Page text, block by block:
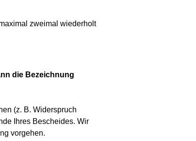
zweimal wiederholt
die Bezeichnung
(z. B. Widerspruch
Ihres Bescheides. Wir
vorgehen.